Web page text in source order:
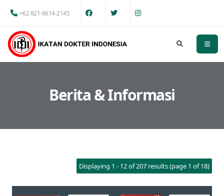
+62 821-6614-2145
Berita & Informasi
Displaying 1 - 12 of 207 results (page 1 of 18)